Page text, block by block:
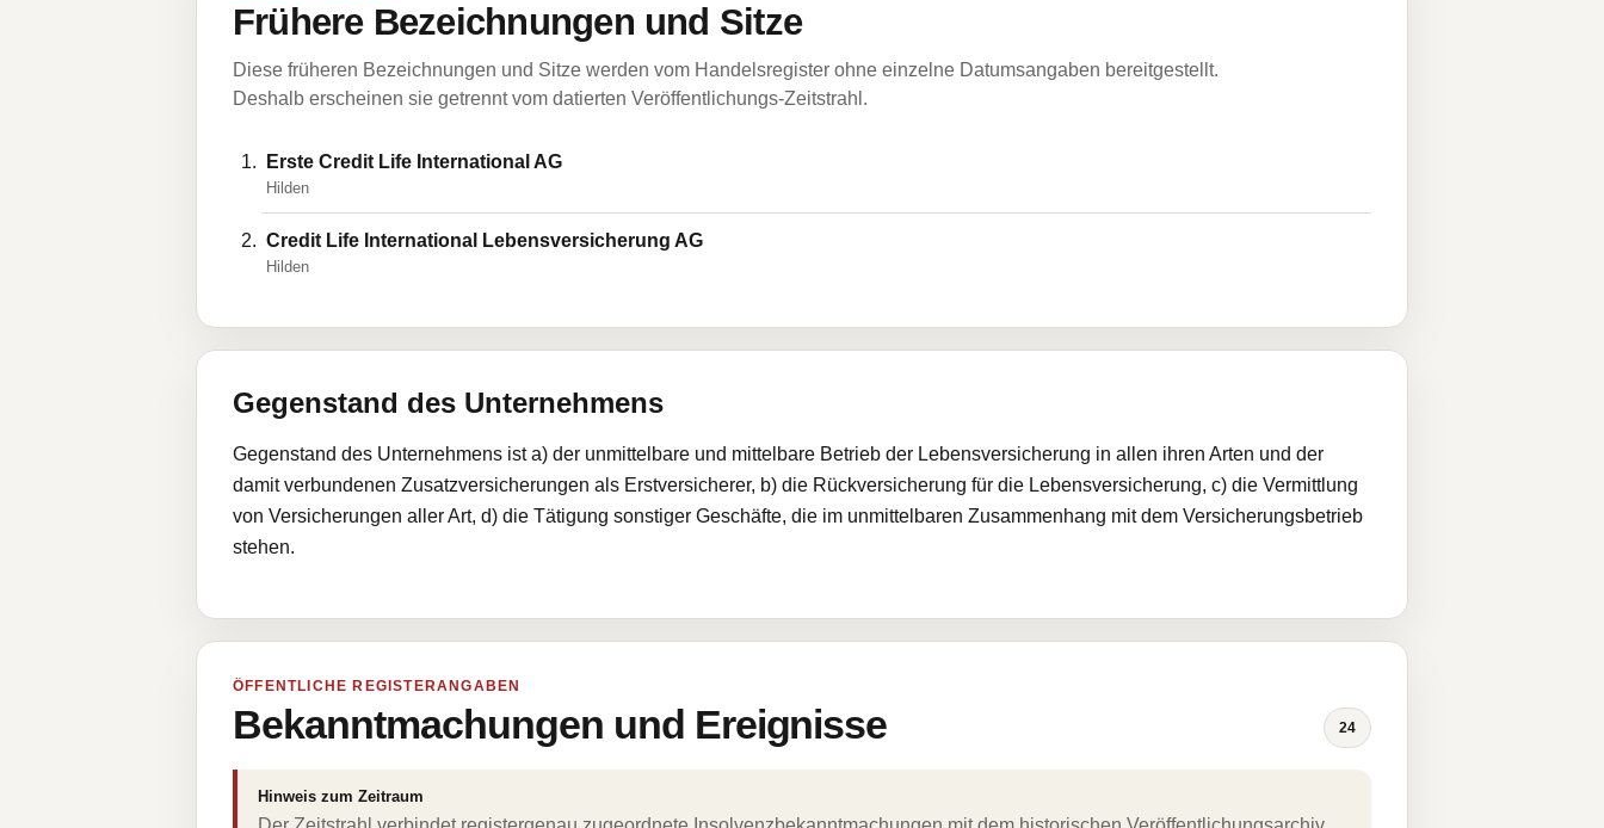
Frühere Bezeichnungen und Sitze
Diese früheren Bezeichnungen und Sitze werden vom Handelsregister ohne einzelne Datumsangaben bereitgestellt.
Deshalb erscheinen sie getrennt vom datierten Veröffentlichungs-Zeitstrahl.
Erste Credit Life International AG
Hilden
Credit Life International Lebensversicherung AG
Hilden
Gegenstand des Unternehmens
Gegenstand des Unternehmens ist a) der unmittelbare und mittelbare Betrieb der Lebensversicherung in allen ihren Arten und der
damit verbundenen Zusatzversicherungen als Erstversicherer, b) die Rückversicherung für die Lebensversicherung, c) die Vermittlung
von Versicherungen aller Art, d) die Tätigung sonstiger Geschäfte, die im unmittelbaren Zusammenhang mit dem Versicherungsbetrieb
stehen.
ÖFFENTLICHE REGISTERANGABEN
Bekanntmachungen und Ereignisse 24
Hinweis zum Zeitraum